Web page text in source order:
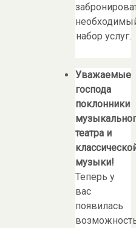
набор услуг.
Уважаемые
господа
поклонники
театра и
музыки!
Теперь у
вас
появилась